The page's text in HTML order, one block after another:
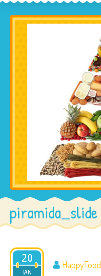
piramida_slide
20
IAN
2012
HappyFood